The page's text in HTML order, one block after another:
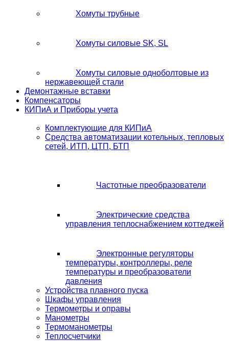
Хомуты трубные
Хомуты силовые SK, SL
Хомуты силовые одноболтовые из
нержавеющей стали
Демонтажные вставки
Компенсаторы
КИПиА и Приборы учета
Комплектующие для КИПиА
Средства автоматизации котельных, тепловых
сетей, ИТП, ЦТП, БТП
Частотные преобразователи
Электрические средства
управления теплоснабжением коттеджей
Электронные регуляторы
температуры, контроллеры, реле
температуры и преобразователи
давления
Устройства плавного пуска
Шкафы управления
Термометры и оправы
Манометры
Термоманометры
Теплосчетчики